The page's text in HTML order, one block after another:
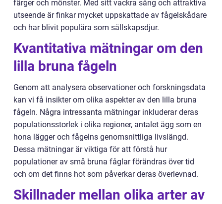
färger och mönster. Med sitt vackra sång och attraktiva
utseende är finkar mycket uppskattade av fågelskådare
och har blivit populära som sällskapsdjur.
Kvantitativa mätningar om den
lilla bruna fågeln
Genom att analysera observationer och forskningsdata
kan vi få insikter om olika aspekter av den lilla bruna
fågeln. Några intressanta mätningar inkluderar deras
populationsstorlek i olika regioner, antalet ägg som en
hona lägger och fågelns genomsnittliga livslängd.
Dessa mätningar är viktiga för att förstå hur
populationer av små bruna fåglar förändras över tid
och om det finns hot som påverkar deras överlevnad.
Skillnader mellan olika arter av